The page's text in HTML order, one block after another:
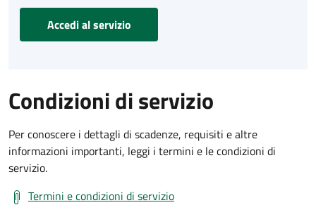
Accedi al servizio
Condizioni di servizio
Per conoscere i dettagli di scadenze, requisiti e altre
informazioni importanti, leggi i termini e le condizioni di
servizio.
Termini e condizioni di servizio